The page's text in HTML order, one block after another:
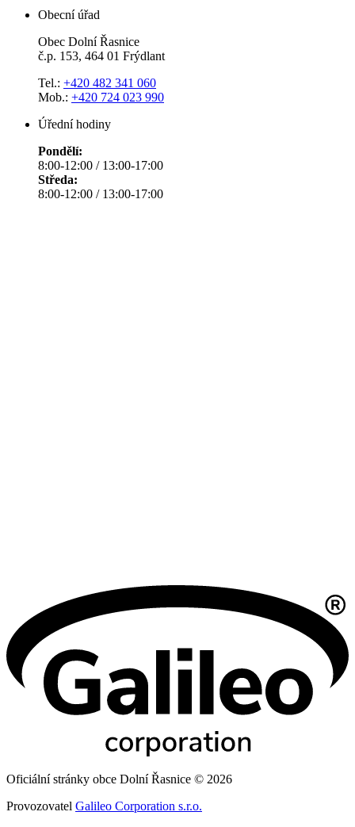
Obecní úřad
Obec Dolní Řasnice
č.p. 153, 464 01 Frýdlant
Tel.: +420 482 341 060
Mob.: +420 724 023 990
Úřední hodiny
Pondělí:
8:00-12:00 / 13:00-17:00
Středa:
8:00-12:00 / 13:00-17:00
Oficiální stránky obce Dolní Řasnice © 2026
Provozovatel Galileo Corporation s.r.o.